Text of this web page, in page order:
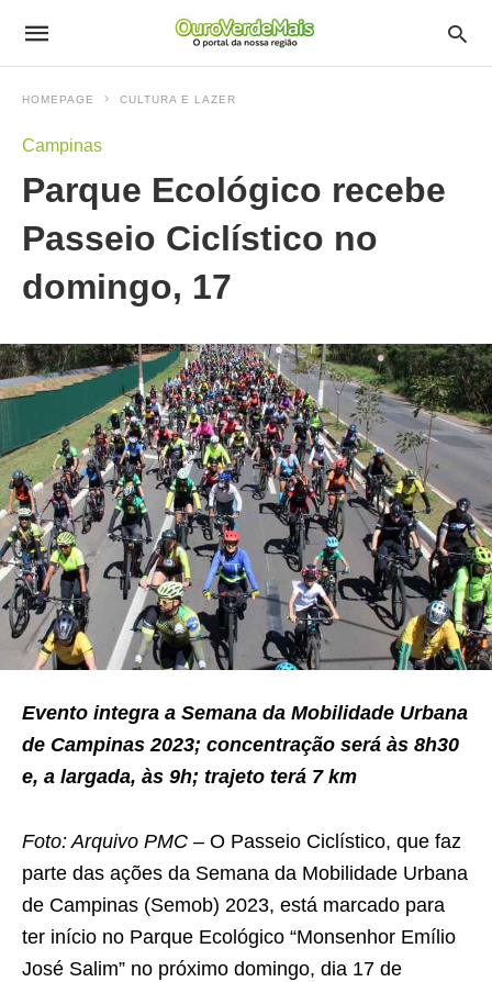
HOMEPAGE CULTURA E LAZER
Campinas
Parque Ecológico recebe
Passeio Ciclístico no
domingo, 17
Evento integra a Semana da Mobilidade Urbana
de Campinas 2023; concentração será às 8h30
e, a largada, às 9h; trajeto terá 7 km
Foto: Arquivo PMC – O Passeio Ciclístico, que faz
parte das ações da Semana da Mobilidade Urbana
de Campinas (Semob) 2023, está marcado para
ter início no Parque Ecológico “Monsenhor Emílio
José Salim” no próximo domingo, dia 17 de